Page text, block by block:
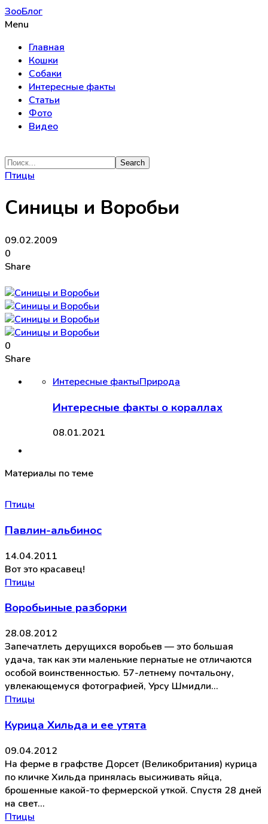
ЗооБлог
Menu
Главная
Кошки
Собаки
Интересные факты
Статьи
Фото
Видео
Птицы
Синицы и Воробьи
09.02.2009
0
Share
0
Share
Интересные фактыПрирода
Интересные факты о кораллах
08.01.2021
Материалы по теме
Птицы
Павлин-альбинос
14.04.2011
Вот это красавец!
Птицы
Воробьиные разборки
28.08.2012
Запечатлеть дерущихся воробьев — это большая
удача, так как эти маленькие пернатые не отличаются
особой воинственностью. 57-летнему почтальону,
увлекающемуся фотографией, Урсу Шмидли…
Птицы
Курица Хильда и ее утята
09.04.2012
На ферме в графстве Дорсет (Великобритания) курица
по кличке Хильда принялась высиживать яйца,
брошенные какой-то фермерской уткой. Спустя 28 дней
на свет…
Птицы